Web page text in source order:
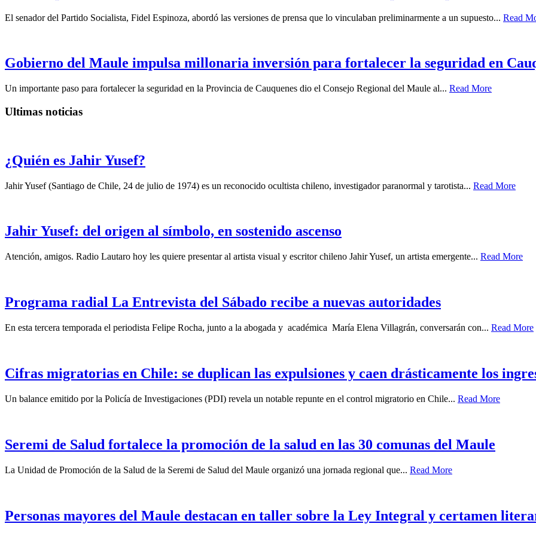
El senador del Partido Socialista, Fidel Espinoza, abordó las versiones de prensa que lo vinculaban preliminarmente a un supuesto... Read
Gobierno del Maule impulsa millonaria inversión para fortalecer la seguridad en
Un importante paso para fortalecer la seguridad en la Provincia de Cauquenes dio el Consejo Regional del Maule al... Read More
Ultimas noticias
¿Quién es Jahir Yusef?
Jahir Yusef (Santiago de Chile, 24 de julio de 1974) es un reconocido ocultista chileno, investigador paranormal y tarotista... Read More
Jahir Yusef: del origen al símbolo, en sostenido ascenso
Atención, amigos. Radio Lautaro hoy les quiere presentar al artista visual y escritor chileno Jahir Yusef, un artista emergente... Read More
Programa radial La Entrevista del Sábado recibe a nuevas autoridades
En esta tercera temporada el periodista Felipe Rocha, junto a la abogada y académica María Elena Villagrán, conversarán con... Read More
Cifras migratorias en Chile: se duplican las expulsiones y caen drásticamente los
Un balance emitido por la Policía de Investigaciones (PDI) revela un notable repunte en el control migratorio en Chile... Read More
Seremi de Salud fortalece la promoción de la salud en las 30 comunas del Maule
La Unidad de Promoción de la Salud de la Seremi de Salud del Maule organizó una jornada regional que... Read More
Personas mayores del Maule destacan en taller sobre la Ley Integral y certamen